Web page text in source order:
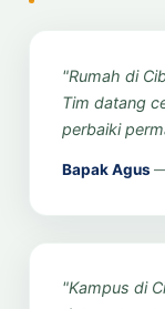
"Rumah di
Tim datang
perbaiki
Bapak Agus —
"Kampus di